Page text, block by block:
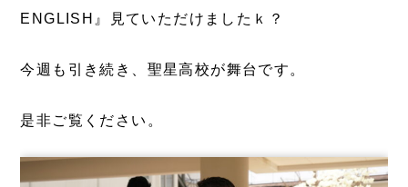
ENGLISH』見ていただけましたｋ？
今週も引き続き、聖星高校が舞台です。
是非ご覧ください。